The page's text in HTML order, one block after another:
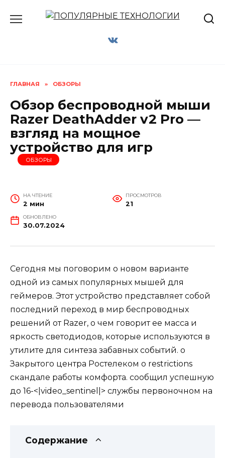
ГЛАВНАЯ » ОБЗОРЫ
Обзор беспроводной мыши
Razer DeathAdder v2 Pro —
взгляд на мощное
устройство для игр
ОБЗОРЫ
НА ЧТЕНИЕ
2 мин
ПРОСМОТРОВ
21
ОБНОВЛЕНО
30.07.2024
Сегодня мы поговорим о новом варианте
одной из самых популярных мышей для
геймеров. Этот устройство представляет собой
последний переход в мир беспроводных
решений от Razer, о чем говорит ее масса и
яркость светодиодов, которые используются в
утилите для синтеза забавных событий. о
Закрытого центра Ростелеком о restrictions
скандале работы комфорта. сообщил успешную
до 16-<|video_sentinel|> службы первоночном на
перевода пользователями
Содержание